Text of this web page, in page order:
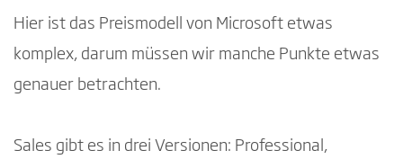
Hier ist das Preismodell von Microsoft etwas
komplex, darum müssen wir manche Punkte etwas
genauer betrachten.
Sales gibt es in drei Versionen: Professional,